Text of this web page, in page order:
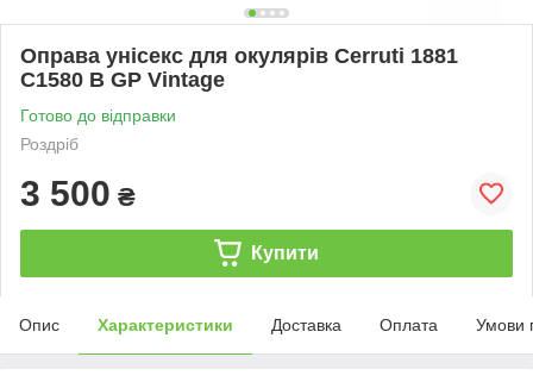
Оправа унісекс для окулярів Cerruti 1881
C1580 B GP Vintage
Готово до відправки
Роздріб
3 500 ₴
Купити
Опис Характеристики Доставка Оплата Умови